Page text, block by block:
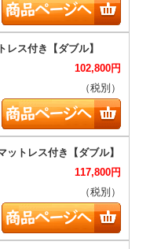
102,800円
（税別）
117,800円
（税別）